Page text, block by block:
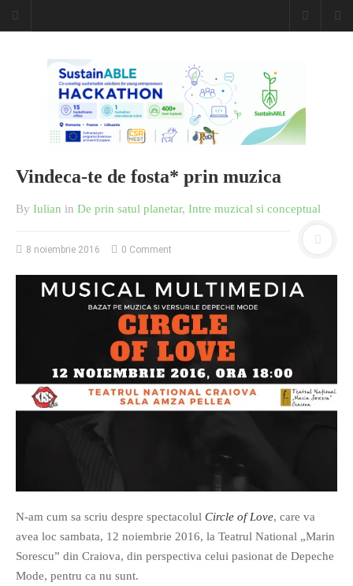
Caiet de
insemnari
DESCARCĂ!
confunda cu dragostea,
DESCARCĂ!
Vindeca-te de fosta* prin muzica
By Iulian in De prin satul planetar, Intre muzical si conceptual
8 noiembrie 2016 0 Comment
N-am cum sa scriu despre spectacolul Circle of Love, care va
avea loc sambata, 12 noiembrie 2016, la Teatrul National „Marin
Sorescu” din Craiova, din perspectiva celui pasionat de Depeche
Mode, pentru ca nu sunt.